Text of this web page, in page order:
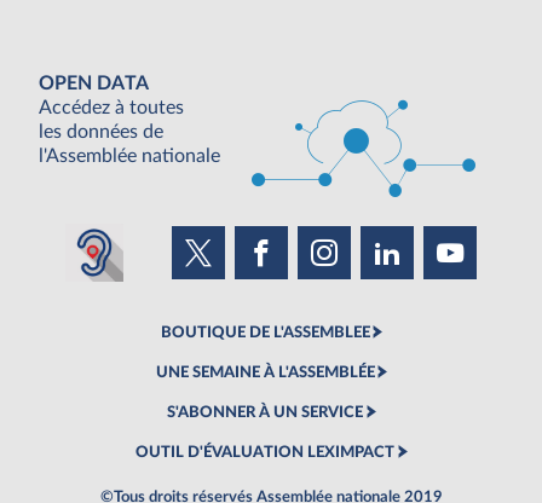
OPEN DATA
Accédez à toutes
les données de
l'Assemblée nationale
BOUTIQUE DE L'ASSEMBLEE
UNE SEMAINE À L'ASSEMBLÉE
S'ABONNER À UN SERVICE
OUTIL D'ÉVALUATION LEXIMPACT
©Tous droits réservés Assemblée nationale 2019